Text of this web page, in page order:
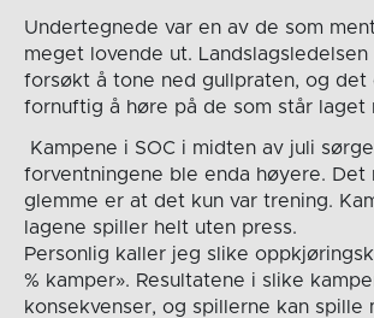
Undertegnede var en av de som
meget lovende ut.
forsøkt å tone ned gullpraten, og det
fornuftig å høre på de som står laget
Kampene i SOC i midten av juli
forventningene ble enda høyere. Det
glemme er at det kun var trening.
lagene spiller helt uten press.
Personlig kaller jeg slike
% kamper». Resultatene i slike
konsekvenser, og spillerne kan spille